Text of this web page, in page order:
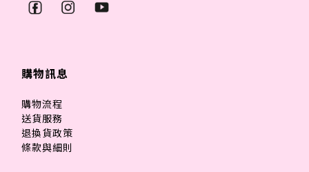
購物訊息
購物流程
送貨服務
退換貨政策
條款與細則